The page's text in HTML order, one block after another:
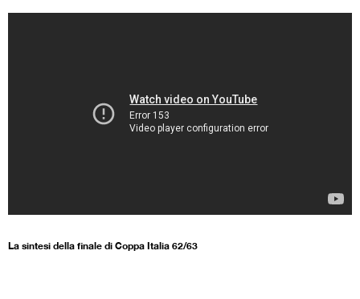
La sintesi della finale di Coppa Italia 62/63